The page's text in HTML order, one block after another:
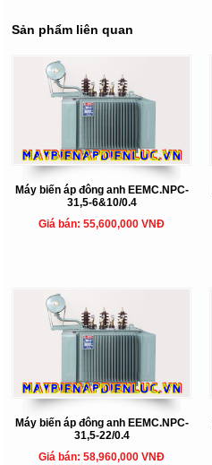
Sản phẩm liên quan
Máy biến áp đông anh EEMC.NPC-
31,5-6&10/0.4
Giá bán: 55,600,000 VNĐ
Máy biến áp đông anh EEMC.NPC-
31,5-22/0.4
Giá bán: 58,960,000 VNĐ